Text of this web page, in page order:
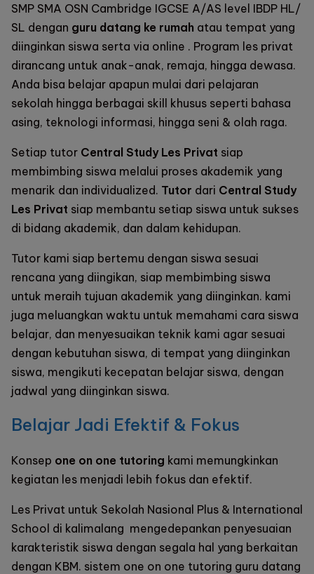
SMP SMA OSN Cambridge IGCSE A/AS level IBDP HL/
SL dengan guru datang ke rumah atau tempat yang
diinginkan siswa serta via online . Program les privat
dirancang untuk anak-anak, remaja, hingga dewasa.
Anda bisa belajar apapun mulai dari pelajaran
sekolah hingga berbagai skill khusus seperti bahasa
asing, teknologi informasi, hingga seni & olah raga.
Setiap tutor Central Study Les Privat siap
membimbing siswa melalui proses akademik yang
menarik dan individualized. Tutor dari Central Study
Les Privat siap membantu setiap siswa untuk sukses
di bidang akademik, dan dalam kehidupan.
Tutor kami siap bertemu dengan siswa sesuai
rencana yang diingikan, siap membimbing siswa
untuk meraih tujuan akademik yang diinginkan. kami
juga meluangkan waktu untuk memahami cara siswa
belajar, dan menyesuaikan teknik kami agar sesuai
dengan kebutuhan siswa, di tempat yang diinginkan
siswa, mengikuti kecepatan belajar siswa, dengan
jadwal yang diinginkan siswa.
Belajar Jadi Efektif & Fokus
Konsep one on one tutoring kami memungkinkan
kegiatan les menjadi lebih fokus dan efektif.
Les Privat untuk Sekolah Nasional Plus & International
School di kalimalang mengedepankan penyesuaian
karakteristik siswa dengan segala hal yang berkaitan
dengan KBM. sistem one on one tutoring guru datang